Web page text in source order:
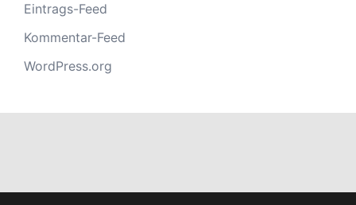
Eintrags-Feed
Kommentar-Feed
WordPress.org